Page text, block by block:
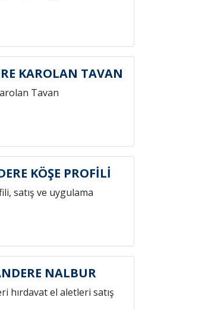
KAROLAN TAVAN
Tavan
KÖŞE PROFİLİ
satış ve uygulama
NALBUR
hırdavat el aletleri satış